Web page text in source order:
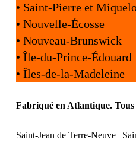
• Saint-Pierre et
• Nouvelle-Écosse
• Nouveau-Brunswick
• Île-du-Prince-Édouard
• Îles-de-la-Madeleine
Fabriqué en Atlantique. Tous
Saint-Jean de Terre-Neuve |